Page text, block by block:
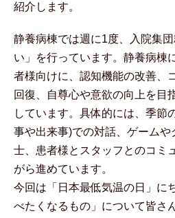
紹介します。
静養病棟では週に1度、入院集
い」を行っています。静養病棟
者様向けに、認知機能の改善、
回復、自尊心や意欲の向上を目
しています。具体的には、季節
事や出来事)での対話、ゲームや
士、患者様とスタッフとのコミ
がら進めています。
今回は「日本最低気温の日」に
べたくなるもの」について皆さ